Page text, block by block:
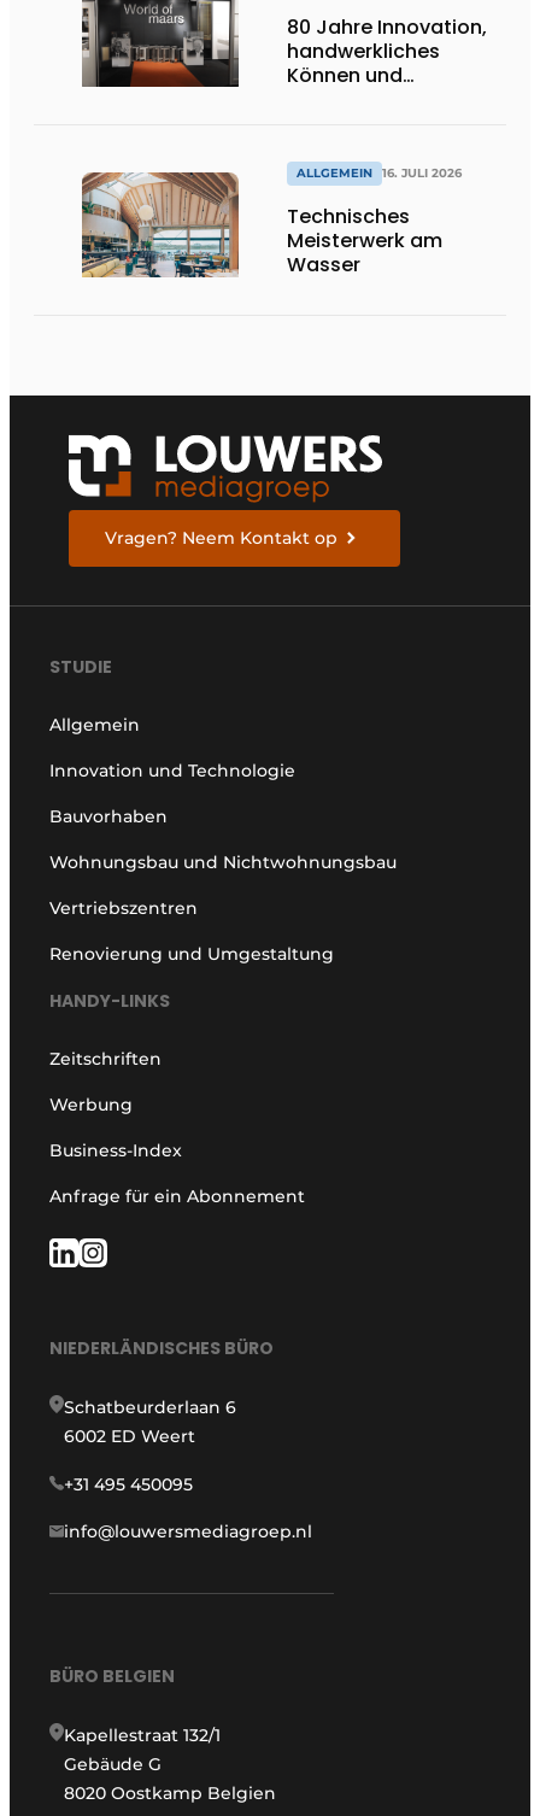
80 Jahre Innovation,
handwerkliches
Können und
ALLGEMEIN 16. JULI 2026
Technisches
Meisterwerk am
Wasser
Vragen? Neem Kontakt op
STUDIE
Allgemein
Innovation und Technologie
Bauvorhaben
Wohnungsbau und Nichtwohnungsbau
Vertriebszentren
Renovierung und Umgestaltung
HANDY-LINKS
Zeitschriften
Werbung
Business-Index
Anfrage für ein Abonnement
NIEDERLÄNDISCHES BÜRO
Schatbeurderlaan 6
6002 ED Weert
+31 495 450095
info@louwersmediagroep.nl
BÜRO BELGIEN
Kapellestraat 132/1
Gebäude G
8020 Oostkamp Belgien